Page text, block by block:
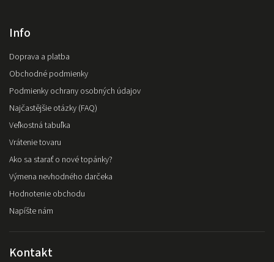
Info
Doprava a platba
Obchodné podmienky
Podmienky ochrany osobných údajov
Najčastějšie otázky (FAQ)
Veľkostná tabuľka
Vrátenie tovaru
Ako sa starať o nové topánky?
Výmena nevhodného darčeka
Hodnotenie obchodu
Napíšte nám
Kontakt